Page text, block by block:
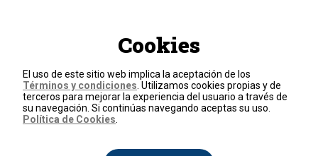
Cookies
El uso de este sitio web implica la aceptación de los
Términos y condiciones . Utilizamos cookies propias y de
terceros para mejorar la experiencia del usuario a través de
su navegación. Si continúas navegando aceptas su uso.
Política de Cookies